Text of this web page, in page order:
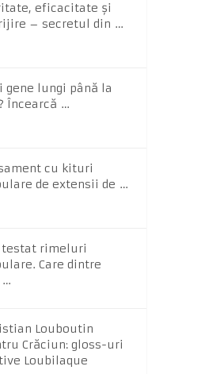
eficacitate și
– secretul din …
gene lungi până la
Încearcă …
cu kituri
de extensii de …
testat rimeluri
Care dintre
…
Louboutin
Crăciun: gloss-uri
Loubilaque